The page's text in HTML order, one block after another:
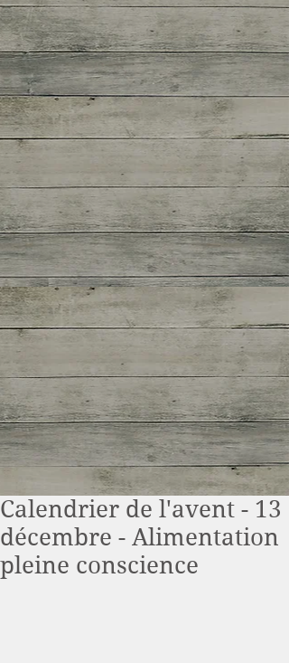
Calendrier de l'avent - 13
décembre - Alimentation
pleine conscience